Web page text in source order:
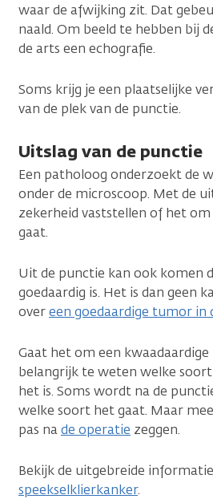
waar de afwijking zit. Dat
naald. Om beeld te hebben bij
de arts een echografie.
Soms krijg je een plaatselijke
van de plek van de punctie.
Uitslag van de punctie
Een patholoog onderzoekt de
onder de microscoop. Met de
zekerheid vaststellen of het
gaat.
Uit de punctie kan ook komen
goedaardig is. Het is dan geen
overeen goedaardige tumor in
Gaat het om een
belangrijk te weten welke
het is. Soms wordt na de
welke soort het gaat. Maar
pas nade operatie zeggen.
Bekijk de uitgebreide
speekselklierkanker.